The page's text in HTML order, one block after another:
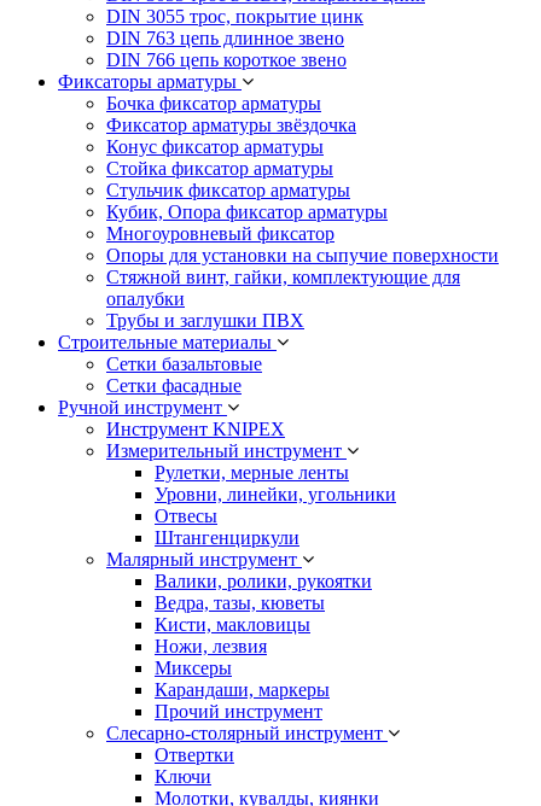
DIN 3055 трос, покрытие цинк
DIN 763 цепь длинное звено
DIN 766 цепь короткое звено
Фиксаторы арматуры
Бочка фиксатор арматуры
Фиксатор арматуры звёздочка
Конус фиксатор арматуры
Стойка фиксатор арматуры
Стульчик фиксатор арматуры
Кубик, Опора фиксатор арматуры
Многоуровневый фиксатор
Опоры для установки на сыпучие поверхности
Стяжной винт, гайки, комплектующие для
опалубки
Трубы и заглушки ПВХ
Строительные материалы
Сетки базальтовые
Сетки фасадные
Ручной инструмент
Инструмент KNIPEX
Измерительный инструмент
Рулетки, мерные ленты
Уровни, линейки, угольники
Отвесы
Штангенциркули
Малярный инструмент
Валики, ролики, рукоятки
Ведра, тазы, кюветы
Кисти, макловицы
Ножи, лезвия
Миксеры
Карандаши, маркеры
Прочий инструмент
Слесарно-столярный инструмент
Отвертки
Ключи
Молотки, кувалды, киянки